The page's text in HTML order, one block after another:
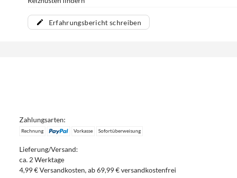
Erfahrungsbericht schreiben
Zahlungsarten:
Rechnung Vorkasse Sofortüberweisung
Lieferung/Versand:
ca. 2 Werktage
4,99 € Versandkosten, ab 69,99 € versandkostenfrei